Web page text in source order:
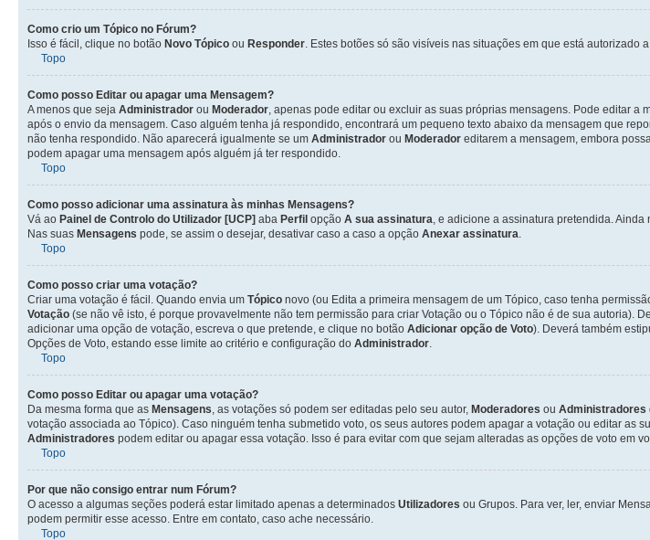
Como crio um Tópico no Fórum?
Isso é fácil, clique no botão Novo Tópico ou Responder. Estes botões só são visíveis nas situações em que está autorizado
Topo
Como posso Editar ou apagar uma Mensagem?
A menos que seja Administrador ou Moderador, apenas pode editar ou excluir as suas próprias mensagens. Pode editar
após o envio da mensagem. Caso alguém tenha já respondido, encontrará um pequeno texto abaixo da mensagem que
não tenha respondido. Não aparecerá igualmente se um Administrador ou Moderador editarem a mensagem, embora
podem apagar uma mensagem após alguém já ter respondido.
Topo
Como posso adicionar uma assinatura às minhas Mensagens?
Vá ao Painel de Controlo do Utilizador [UCP] aba Perfil opção A sua assinatura, e adicione a assinatura pretendida. Ainda
Nas suas Mensagens pode, se assim o desejar, desativar caso a caso a opção Anexar assinatura.
Topo
Como posso criar uma votação?
Criar uma votação é fácil. Quando envia um Tópico novo (ou Edita a primeira mensagem de um Tópico, caso tenha
Votação (se não vê isto, é porque provavelmente não tem permissão para criar Votação ou o Tópico não é de sua autoria).
adicionar uma opção de votação, escreva o que pretende, e clique no botão Adicionar opção de Voto). Deverá também
Opções de Voto, estando esse limite ao critério e configuração do Administrador.
Topo
Como posso Editar ou apagar uma votação?
Da mesma forma que as Mensagens, as votações só podem ser editadas pelo seu autor, Moderadores ou Administradores
votação associada ao Tópico). Caso ninguém tenha submetido voto, os seus autores podem apagar a votação ou editar as
Administradores podem editar ou apagar essa votação. Isso é para evitar com que sejam alteradas as opções de voto em
Topo
Por que não consigo entrar num Fórum?
O acesso a algumas seções poderá estar limitado apenas a determinados Utilizadores ou Grupos. Para ver, ler, enviar
podem permitir esse acesso. Entre em contato, caso ache necessário.
Topo